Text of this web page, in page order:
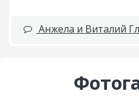
Анжела и Виталий